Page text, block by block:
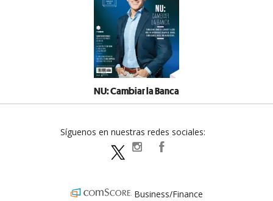
NU: Cambiar la Banca
Síguenos en nuestras redes sociales:
expansionpolitica
Business/Finance